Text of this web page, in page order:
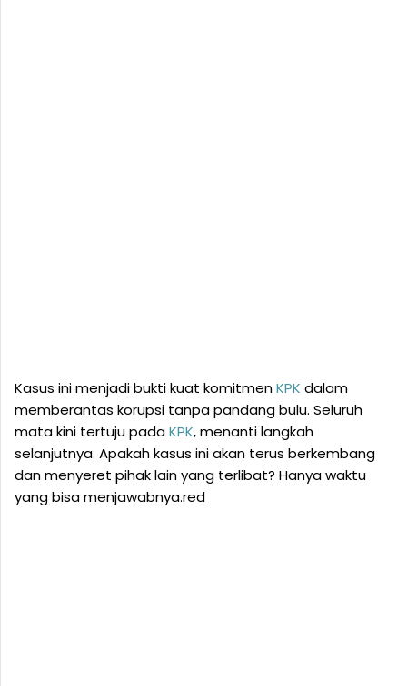
Kasus ini menjadi bukti kuat komitmenKPK dalam
memberantas korupsi tanpa pandang bulu. Seluruh
mata kini tertuju padaKPK, menanti langkah
selanjutnya. Apakah kasus ini akan terus berkembang
dan menyeret pihak lain yang terlibat? Hanya waktu
yang bisa menjawabnya.red